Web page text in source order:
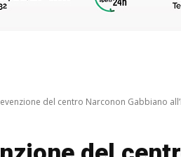
del centro Narconon Gabbiano